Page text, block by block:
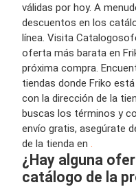
válidas por hoy. A
descuentos en los
línea. Visita
oferta más barata en
próxima compra.
tiendas donde Friko
con la dirección de la
buscas los términos y
envío gratis, asegúrate
de la tienda en .
¿Hay alguna
catálogo de la